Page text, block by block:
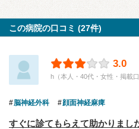
この病院の口コミ (27件)
3.0
h（本人・40代・女性・掲載口
脳神経外科 顔面神経麻痺
すぐに診てもらえて助かりまし